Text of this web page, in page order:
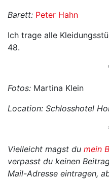
Barett: Peter Hahn
Ich trage alle
48.
Fotos: Martina Klein
Location: Schlosshotel
Vielleicht magst du mein
verpasst du keinen
Mail-Adresse eintragen,